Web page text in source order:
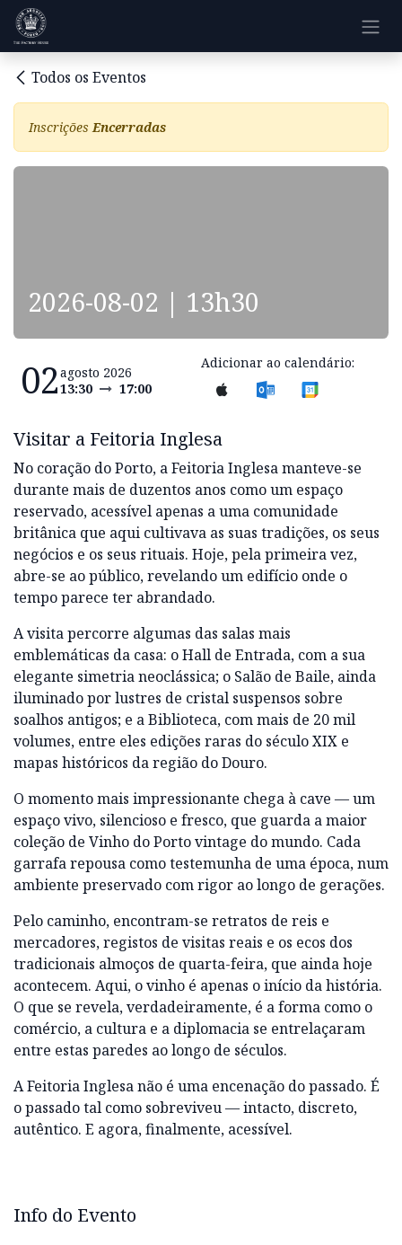
Pular para o conteúdo
Todos os Eventos
Inscrições Encerradas
2026-08-02 | 13h30
02agosto 2026
13:30
17:00
Adicionar ao calendário:
Visitar a Feitoria Inglesa
No coração do Porto, a Feitoria Inglesa manteve-se
durante mais de duzentos anos como um espaço
reservado, acessível apenas a uma comunidade
britânica que aqui cultivava as suas tradições, os seus
negócios e os seus rituais. Hoje, pela primeira vez,
abre-se ao público, revelando um edifício onde o
tempo parece ter abrandado.
A visita percorre algumas das salas mais
emblemáticas da casa: o Hall de Entrada, com a sua
elegante simetria neoclássica; o Salão de Baile, ainda
iluminado por lustres de cristal suspensos sobre
soalhos antigos; e a Biblioteca, com mais de 20 mil
volumes, entre eles edições raras do século XIX e
mapas históricos da região do Douro.
O momento mais impressionante chega à cave — um
espaço vivo, silencioso e fresco, que guarda a maior
coleção de Vinho do Porto vintage do mundo. Cada
garrafa repousa como testemunha de uma época, num
ambiente preservado com rigor ao longo de gerações.
Pelo caminho, encontram-se retratos de reis e
mercadores, registos de visitas reais e os ecos dos
tradicionais almoços de quarta-feira, que ainda hoje
acontecem. Aqui, o vinho é apenas o início da história.
O que se revela, verdadeiramente, é a forma como o
comércio, a cultura e a diplomacia se entrelaçaram
entre estas paredes ao longo de séculos.
A Feitoria Inglesa não é uma encenação do passado. É
o passado tal como sobreviveu — intacto, discreto,
autêntico. E agora, finalmente, acessível.
Info do Evento